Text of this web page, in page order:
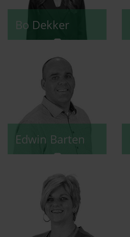
Bo Dekker
Edwin Barten